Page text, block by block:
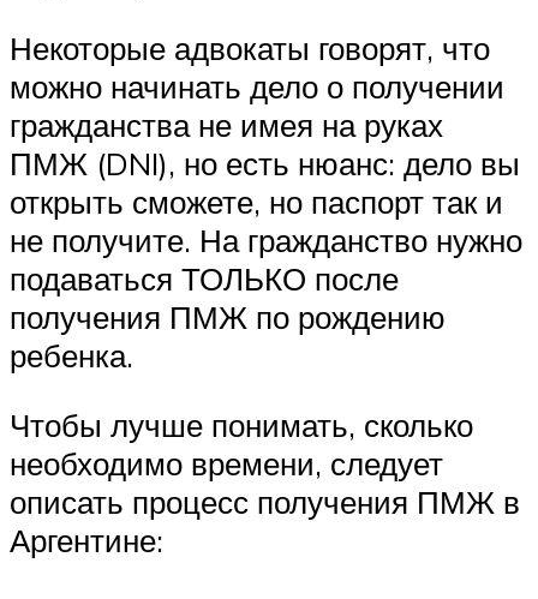
Некоторые адвокаты говорят, что
можно начинать дело о получении
гражданства не имея на руках
ПМЖ (DNI), но есть нюанс: дело вы
открыть сможете, но паспорт так и
не получите. На гражданство нужно
подаваться ТОЛЬКО после
получения ПМЖ по рождению
ребенка.
Чтобы лучше понимать, сколько
необходимо времени, следует
описать процесс получения ПМЖ в
Аргентине: